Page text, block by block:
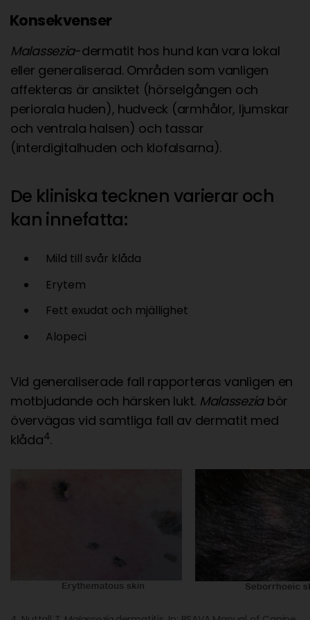
Konsekvenser
Malassezia-dermatit hos hund kan vara lokal
eller generaliserad. Områden som vanligen
affekteras är ansiktet (hörselgången och
periorala huden), hudveck (armhålor, ljumskar
och ventrala halsen) och tassar
(interdigitalhuden och klofalsarna).
De kliniska tecknen varierar och
kan innefatta:
Mild till svår klåda
Erytem
Fett exudat och mjällighet
Alopeci
Vid generaliserade fall rapporteras vanligen en
motbjudande och härsken lukt. Malassezia bör
övervägas vid samtliga fall av dermatit med
klåda4.